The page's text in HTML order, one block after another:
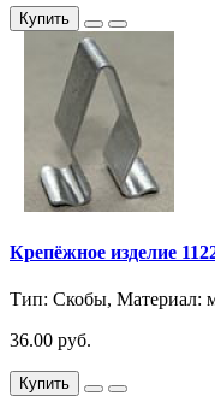
Купить
Крепёжное изделие
Тип: Скобы, Материал:
36.00 руб.
Купить